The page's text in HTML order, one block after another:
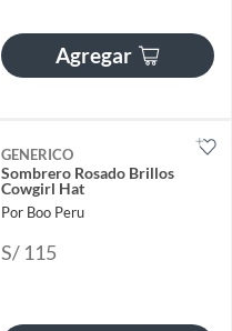
Agregar
GENERICO
Sombrero Rosado Brillos
Cowgirl Hat
Por Boo Peru
S/ 115